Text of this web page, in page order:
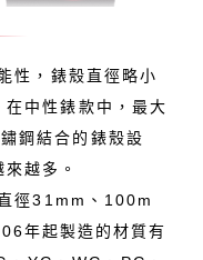
性，錶殼直徑略小
中性錶款中，最大
鋼結合的錶殼設
越多。
徑31mm、100m
年起製造的材質有